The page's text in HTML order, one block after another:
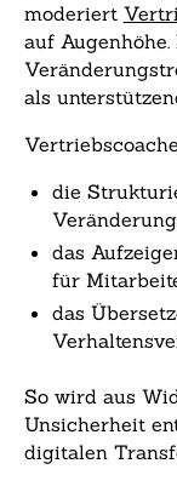
moderiert
auf
als
die
das
für
das
So wird aus
Unsicherheit
digitalen